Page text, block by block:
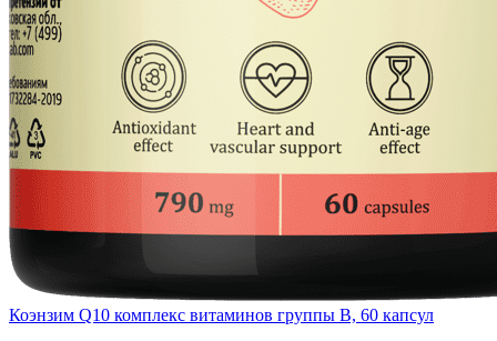
Коэнзим Q10 комплекс витаминов группы B, 60 капсул